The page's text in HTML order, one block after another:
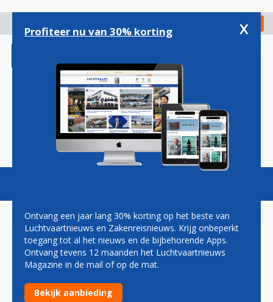
gaan
Check in
Magazine Podcasts Vacatures
DELTA IN OKTOBER VOOR
HET LAATST MET MINDER
LUXE A350 NAAR SCHIPHOL
Profiteer nu van 30% korting x
Ontvang een jaar lang 30% korting op het beste van
Luchtvaartnieuws en Zakenreisnieuws. Krijg onbeperkt
toegang tot al het nieuws en de bijbehorende Apps.
Ontvang tevens 12 maanden het Luchtvaartnieuws
Magazine in de mail of op de mat.
Bekijk aanbieding